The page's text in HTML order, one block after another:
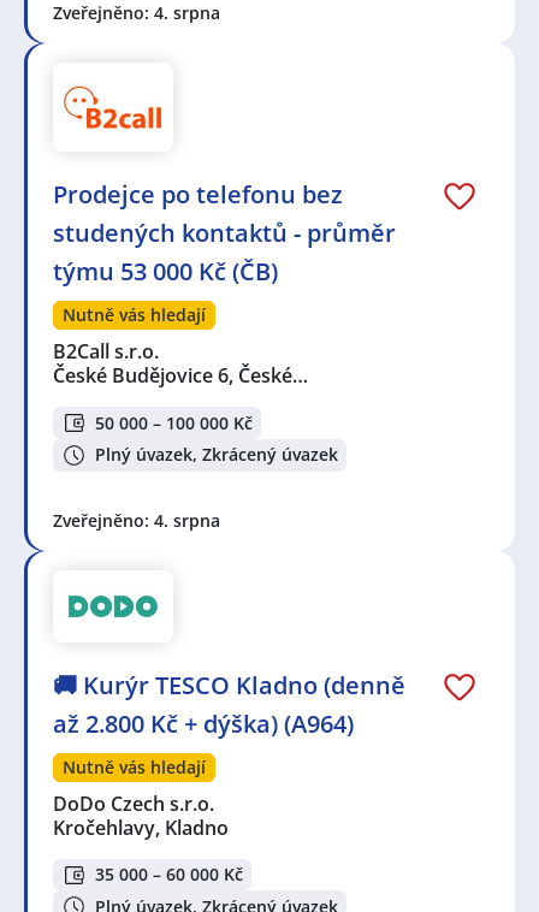
Zveřejněno: 4. srpna
Prodejce po telefonu bez
studených kontaktů - průměr
týmu 53 000 Kč (ČB)
Nutně vás hledají
B2Call s.r.o.
České Budějovice 6, České…
50 000 – 100 000 Kč
Plný úvazek, Zkrácený úvazek
Zveřejněno: 4. srpna
🚚 Kurýr TESCO Kladno (denně
až 2.800 Kč + dýška) (A964)
Nutně vás hledají
DoDo Czech s.r.o.
Kročehlavy, Kladno
35 000 – 60 000 Kč
Plný úvazek, Zkrácený úvazek